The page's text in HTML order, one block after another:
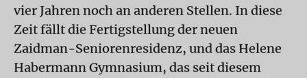
vier Jahren noch an anderen Stellen. In diese
Zeit fällt die Fertigstellung der neuen
Zaidman-Seniorenresidenz, und das Helene
Habermann Gymnasium, das seit diesem